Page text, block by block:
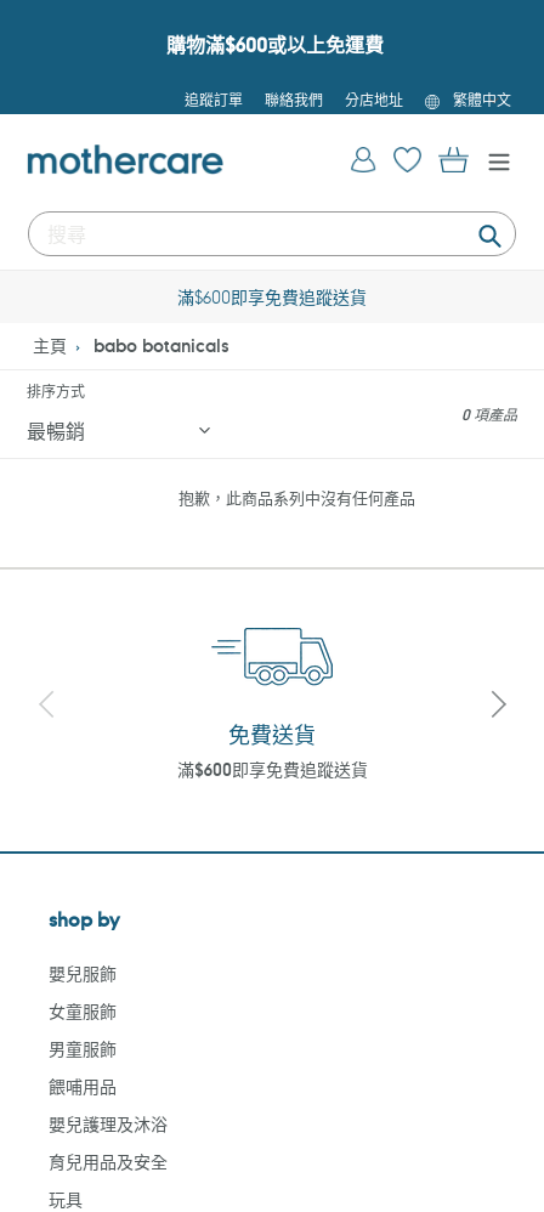
購物滿$600或以上免運費
追蹤訂單 聯絡我們 分店地址
語
言
繁體中文
提
登入 購物車
滿$600即享免費追蹤送貨
主頁 babo botanicals
排序方式
0 項產品
抱歉，此商品系列中沒有任何產品
免費送貨
滿$600即享免費追蹤送貨
shop by
嬰兒服飾
女童服飾
男童服飾
餵哺用品
嬰兒護理及沐浴
育兒用品及安全
玩具